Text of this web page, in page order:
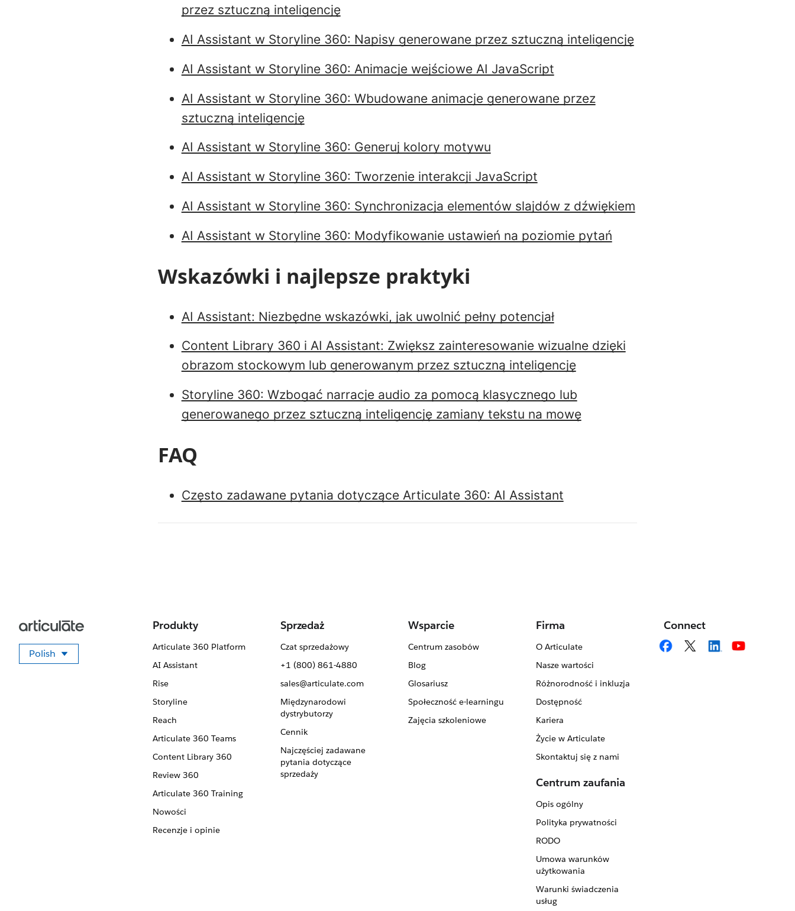
przez sztuczną inteligencję
AI Assistant w Storyline 360: Napisy generowane przez sztuczną inteligencję
AI Assistant w Storyline 360: Animacje wejściowe AI JavaScript
AI Assistant w Storyline 360: Wbudowane animacje generowane przez
sztuczną inteligencję
AI Assistant w Storyline 360: Generuj kolory motywu
AI Assistant w Storyline 360: Tworzenie interakcji JavaScript
AI Assistant w Storyline 360: Synchronizacja elementów slajdów z dźwiękiem
AI Assistant w Storyline 360: Modyfikowanie ustawień na poziomie pytań
Wskazówki i najlepsze praktyki
AI Assistant: Niezbędne wskazówki, jak uwolnić pełny potencjał
Content Library 360 i AI Assistant: Zwiększ zainteresowanie wizualne dzięki
obrazom stockowym lub generowanym przez sztuczną inteligencję
Storyline 360: Wzbogać narracje audio za pomocą klasycznego lub
generowanego przez sztuczną inteligencję zamiany tekstu na mowę
FAQ
Często zadawane pytania dotyczące Articulate 360: AI Assistant
Polish
Wybierz swój język
Produkty
Articulate 360 Platform
AI Assistant
Rise
Storyline
Reach
Articulate 360 Teams
Content Library 360
Review 360
Articulate 360 Training
Nowości
Recenzje i opinie
Sprzedaż
Czat sprzedażowy
+1 (800) 861-4880
sales@articulate.com
Międzynarodowi
dystrybutorzy
Cennik
Najczęściej zadawane
pytania dotyczące
sprzedaży
Wsparcie
Centrum zasobów
Blog
Glosariusz
Społeczność e-learningu
Zajęcia szkoleniowe
Firma
O Articulate
Nasze wartości
Różnorodność i inkluzja
Dostępność
Kariera
Życie w Articulate
Skontaktuj się z nami
Centrum zaufania
Opis ogólny
Polityka prywatności
RODO
Umowa warunków
użytkowania
Warunki świadczenia
usług
Connect